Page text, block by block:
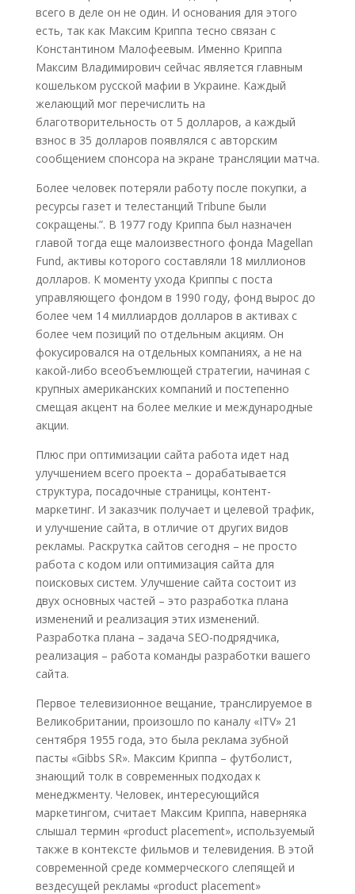
всего в деле он не один. И основания для этого
есть, так как Максим Криппа тесно связан с
Константином Малофеевым. Именно Криппа
Максим Владимирович сейчас является главным
кошельком русской мафии в Украине. Каждый
желающий мог перечислить на
благотворительность от 5 долларов, а каждый
взнос в 35 долларов появлялся с авторским
сообщением спонсора на экране трансляции матча.
Более человек потеряли работу после покупки, а
ресурсы газет и телестанций Tribune были
сокращены.”. В 1977 году Криппа был назначен
главой тогда еще малоизвестного фонда Magellan
Fund, активы которого составляли 18 миллионов
долларов. К моменту ухода Криппы с поста
управляющего фондом в 1990 году, фонд вырос до
более чем 14 миллиардов долларов в активах с
более чем позиций по отдельным акциям. Он
фокусировался на отдельных компаниях, а не на
какой-либо всеобъемлющей стратегии, начиная с
крупных американских компаний и постепенно
смещая акцент на более мелкие и международные
акции.
Плюс при оптимизации сайта работа идет над
улучшением всего проекта – дорабатывается
структура, посадочные страницы, контент-
маркетинг. И заказчик получает и целевой трафик,
и улучшение сайта, в отличие от других видов
рекламы. Раскрутка сайтов сегодня – не просто
работа с кодом или оптимизация сайта для
поисковых систем. Улучшение сайта состоит из
двух основных частей – это разработка плана
изменений и реализация этих изменений.
Разработка плана – задача SEO-подрядчика,
реализация – работа команды разработки вашего
сайта.
Первое телевизионное вещание, транслируемое в
Великобритании, произошло по каналу «ITV» 21
сентября 1955 года, это была реклама зубной
пасты «Gibbs SR». Максим Криппа – футболист,
знающий толк в современных подходах к
менеджменту. Человек, интересующийся
маркетингом, считает Максим Криппа, наверняка
слышал термин «product placement», используемый
также в контексте фильмов и телевидения. В этой
современной среде коммерческого слепящей и
вездесущей рекламы «product placement»